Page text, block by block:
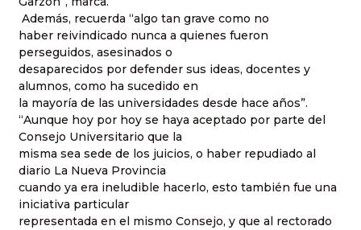
Además, recuerda “algo tan grave como no
haber reivindicado nunca a quienes fueron
perseguidos, asesinados o
desaparecidos por defender sus ideas, docentes y
alumnos, como ha sucedido en
la mayoría de las universidades desde hace años”.
“Aunque hoy por hoy se haya aceptado por parte del
Consejo Universitario que la
misma sea sede de los juicios, o haber repudiado al
diario La Nueva Provincia
cuando ya era ineludible hacerlo, esto también fue una
iniciativa particular
representada en el mismo Consejo, y que al rectorado